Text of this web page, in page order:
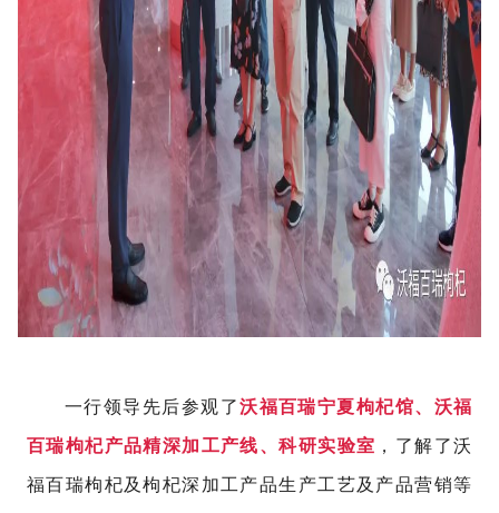
一行领导先后参观了沃福百瑞宁夏枸杞馆、沃福
百瑞枸杞产品精深加工产线、科研实验室 ，了解了沃
福百瑞枸杞及枸杞深加工产品生产工艺及产品营销等